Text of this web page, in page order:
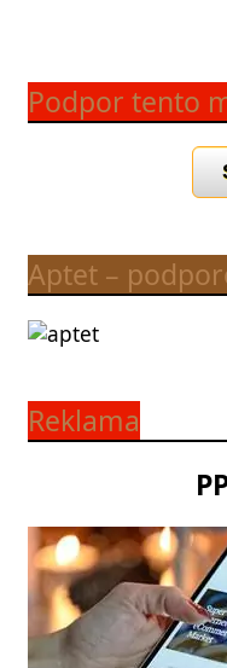
Podpor tento
Aptet –
Reklama